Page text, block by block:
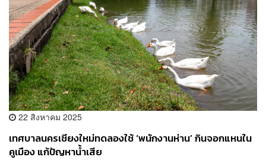
22 สิงหาคม 2025
เทศบาลนครเชียงใหม่ทดลองใช้ ‘พนักงานห่าน’ กินจอกแหนใน
คูเมือง แก้ปัญหาน้ำเสีย